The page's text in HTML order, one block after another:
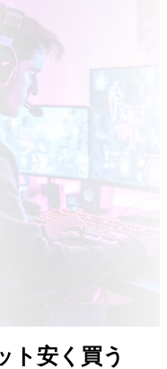
もあれば、UIDやロ
もあります。
ックします。
ョンを選択し、詳
」をクリックしま
通常は数分以内）
金プロバイダーが追
意されたチャット
せてきますので、注
ウを閉じないでくだ
すると、多くのゲーム
ことができます。
す。
ト安く買う